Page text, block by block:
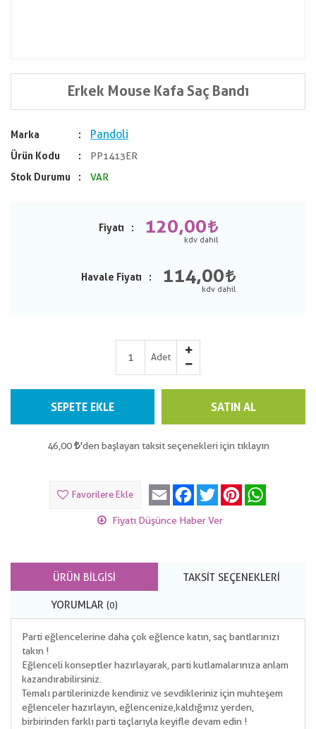
Erkek Mouse Kafa Saç Bandı
Marka Pandoli
Ürün Kodu
PP1413ER
Stok Durumu
VAR
Fiyatı 120,00
Havale Fiyatı 114,00
Adet
SEPETE EKLE SATIN AL
46,00 'den başlayan taksit seçenekleri için tıklayın
Favorilere Ekle Email Facebook
Twitter Pinterest
Fiyatı Düşünce Haber Ver
ÜRÜN BILGISI TAKSIT SEÇENEKLERI
YORUMLAR (0)
Parti eğlencelerine daha çok eğlence katın, saç bantlarınızı
takın !
Eğlenceli konseptler hazırlayarak, parti kutlamalarınıza anlam
kazandırabilirsiniz.
Temalı partilerinizde kendiniz ve sevdikleriniz için muhteşem
eğlenceler hazırlayın, eğlencenize,kaldığınız yerden,
birbirinden farklı parti taçlarıyla keyifle devam edin !